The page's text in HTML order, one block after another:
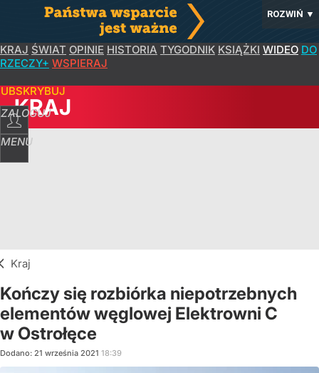
ROZWIŃ ▼
KRAJ ŚWIAT OPINIE HISTORIA TYGODNIK KSIĄŻKI WIDEO DO
RZECZY+ WSPIERAJ
ZALOGUJ
MENU
KRAJ
Kraj
Kończy się rozbiórka niepotrzebnych
elementów węglowej Elektrowni C
w Ostrołęce
Dodano: 21 września 2021 18:39